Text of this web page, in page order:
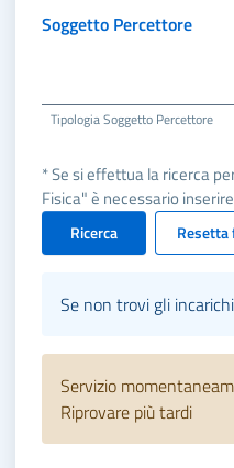
Soggetto Percettore
Tipologia Soggetto Percettore
* Se si effettua la ricerca
Fisica" è necessario
Ricerca
Se non trovi gli
Servizio
Riprovare più tardi